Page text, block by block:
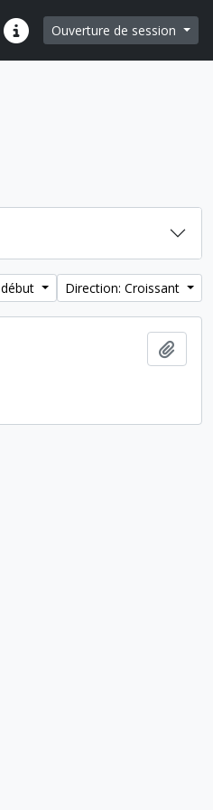
page
Liens rapidesOuverture de session
Direction: Croissant